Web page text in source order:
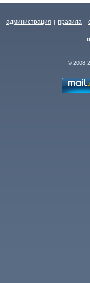
администрация | правила |
© 2008-